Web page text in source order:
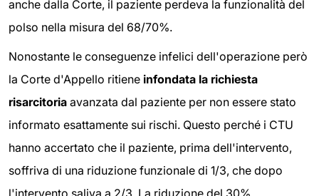
anche dalla Corte, il paziente perdeva la funzionalità del
polso nella misura del 68/70%.
Nonostante le conseguenze infelici dell'operazione però
la Corte d'Appello ritiene infondata la richiesta
risarcitoria avanzata dal paziente per non essere stato
informato esattamente sui rischi. Questo perché i CTU
hanno accertato che il paziente, prima dell'intervento,
soffriva di una riduzione funzionale di 1/3, che dopo